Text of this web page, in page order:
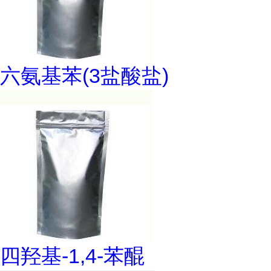
六氨基苯(3盐酸盐)
四羟基-1,4-苯醌